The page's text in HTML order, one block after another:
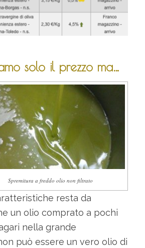
solo il prezzo ma…
Spremitura a freddo olio non filtrato
resta da
un olio comprato a pochi
nella grande
può essere un vero olio di